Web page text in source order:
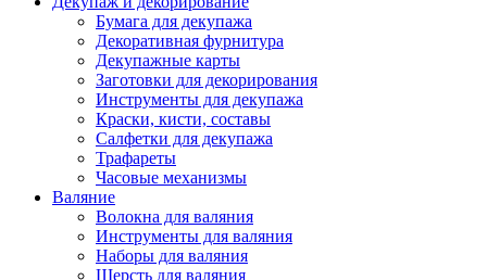
Бумага для декупажа
Декоративная фурнитура
Декупажные карты
Заготовки для декорирования
Инструменты для декупажа
Краски, кисти, составы
Салфетки для декупажа
Трафареты
Часовые механизмы
Валяние
Волокна для валяния
Инструменты для валяния
Наборы для валяния
Шерсть для валяния